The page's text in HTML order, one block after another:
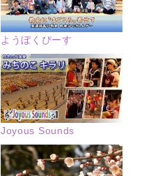
ようぼくぴーす
Joyous Sounds